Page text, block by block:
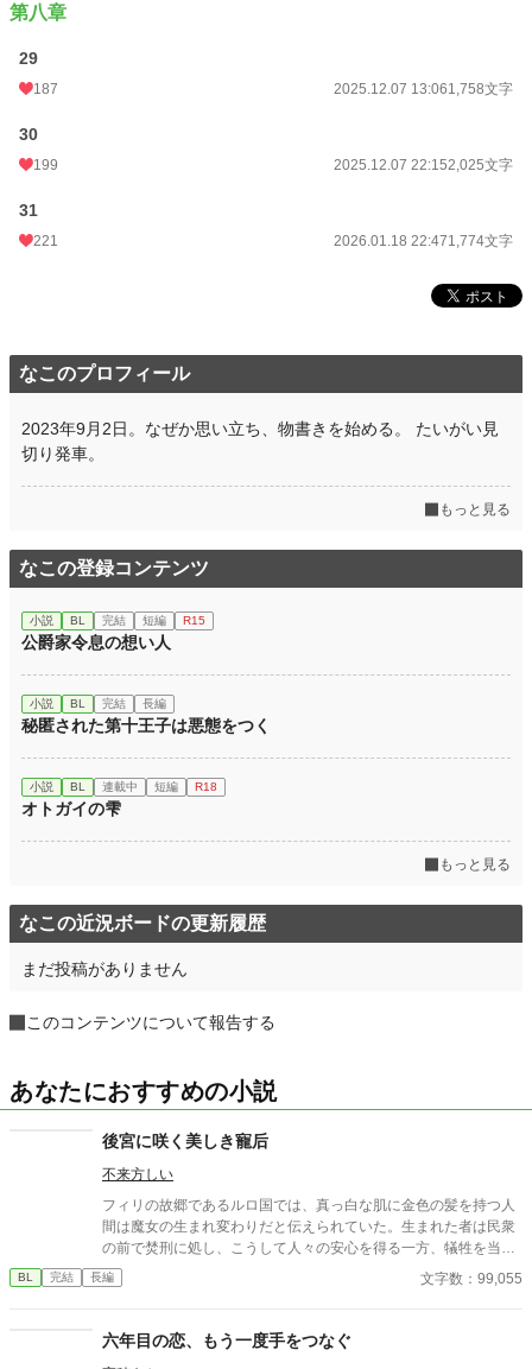
第八章
29
187 2025.12.07 13:061,758文字
30
199 2025.12.07 22:152,025文字
31
221 2026.01.18 22:471,774文字
なこのプロフィール
2023年9月2日。なぜか思い立ち、物書きを始める。 たいがい見
切り発車。
もっと見る
なこの登録コンテンツ
小説 BL 完結 短編 R15
公爵家令息の想い人
小説 BL 完結 長編
秘匿された第十王子は悪態をつく
小説 BL 連載中 短編 R18
オトガイの雫
もっと見る
なこの近況ボードの更新履歴
まだ投稿がありません
このコンテンツについて報告する
あなたにおすすめの小説
後宮に咲く美しき寵后
不来方しい
フィリの故郷であるルロ国では、真っ白な肌に金色の髪を持つ人
間は魔女の生まれ変わりだと伝えられていた。生まれた者は民衆
の前で焚刑に処し、こうして人々の安心を得る一方、犠牲を当た
り前のように受け入れている国だった。 フィリもまた雪のような
肌と金髪を持って生まれ、来るべきときに備え、地下の部屋で閉
への道は免れられなかった。 そんなフィリの元に、縁談の話が舞
い込んでくる。 縁談の相手はファルーハ王国の第三王子であるヴ
BL 完結 長編 文字数：99,055
六年目の恋、もう一度手をつなぐ